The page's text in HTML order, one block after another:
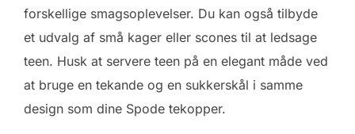
forskellige smagsoplevelser. Du kan også tilbyde
et udvalg af små kager eller scones til at ledsage
teen. Husk at servere teen på en elegant måde ved
at bruge en tekande og en sukkerskål i samme
design som dine Spode tekopper.